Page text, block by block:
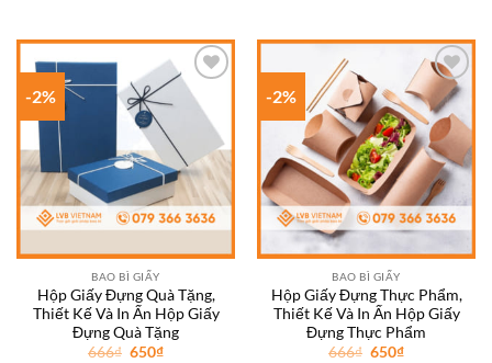
650₫.
650₫.
-2%
Add to
wishlist
BAO BÌ GIẤY
Hộp Giấy Đựng Quà Tặng,
Thiết Kế Và In Ấn Hộp Giấy
Đựng Quà Tặng
666₫ Giá
650₫Giá
-2%
Add to
wishlist
BAO BÌ GIẤY
Hộp Giấy Đựng Thực Phẩm,
Thiết Kế Và In Ấn Hộp Giấy
Đựng Thực Phẩm
666₫ Giá
650₫Giá